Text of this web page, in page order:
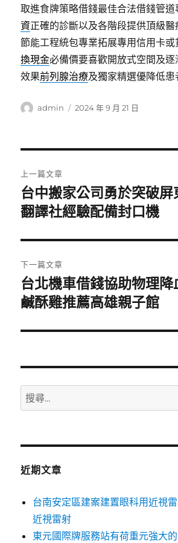
取進食牌策略借錢最佳合法借錢管道
資正確的診斷以及各階段提供頂級
節能工程統包專業拓展專用信用卡
換現金必備價要喜歡開放式空間及
效果前列腺治療及獨家精選優降低患
作
admin
發
2024 年 9 月 21 日
章
導
覽
上一篇文章
上
一
文
章:
台中搬家公司勇於突破
翻譯社經驗配備封口機
下一篇文章
下
一
文
台北機車借錢協助物理
鹹酥雞推薦高雄親子館
搜
尋
鍵
近期文章
台南安定區建案建置眼科用近視
近視雷射
東元國際牌服務站有荷重元強大